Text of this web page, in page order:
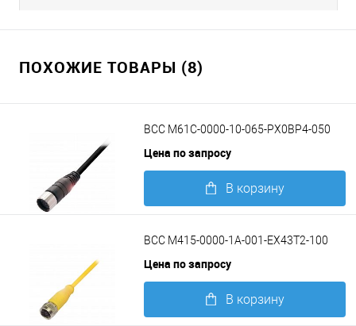
ПОХОЖИЕ ТОВАРЫ (8)
BCC M61C-0000-10-065-PX0BP4-050
Цена по запросу
В корзину
BCC M415-0000-1A-001-EX43T2-100
Цена по запросу
В корзину